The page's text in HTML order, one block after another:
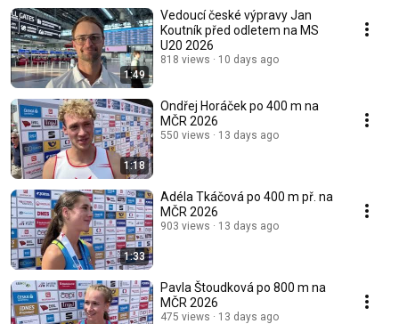
1:49
Vedoucí české výpravy Jan
Koutník před odletem na MS
U20 2026
818 views 10 days ago
1:18
Ondřej Horáček po 400 m na
MČR 2026
550 views 13 days ago
1:33
Adéla Tkáčová po 400 m př. na
MČR 2026
903 views 13 days ago
Pavla Štoudková po 800 m na
MČR 2026
475 views 13 days ago